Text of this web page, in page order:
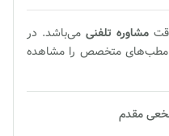
مشاوره تلفنی می‌باشد. در
مطب‌های متخصص را مشاهده
نخعی مقدم